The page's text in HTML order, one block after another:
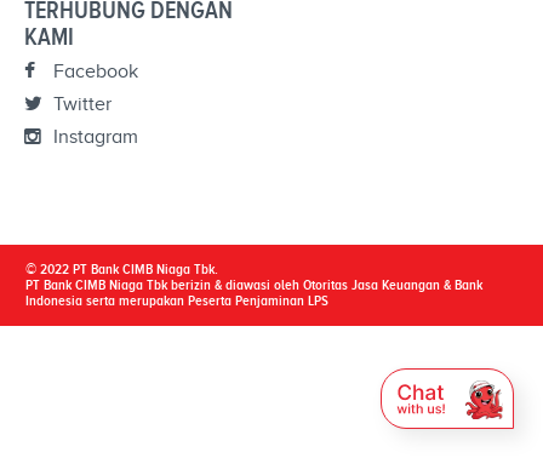
TERHUBUNG DENGAN
KAMI
Facebook
Twitter
Instagram
© 2022 PT Bank CIMB Niaga Tbk.
PT Bank CIMB Niaga Tbk berizin & diawasi oleh Otoritas Jasa Keuangan & Bank
Indonesia serta merupakan Peserta Penjaminan LPS